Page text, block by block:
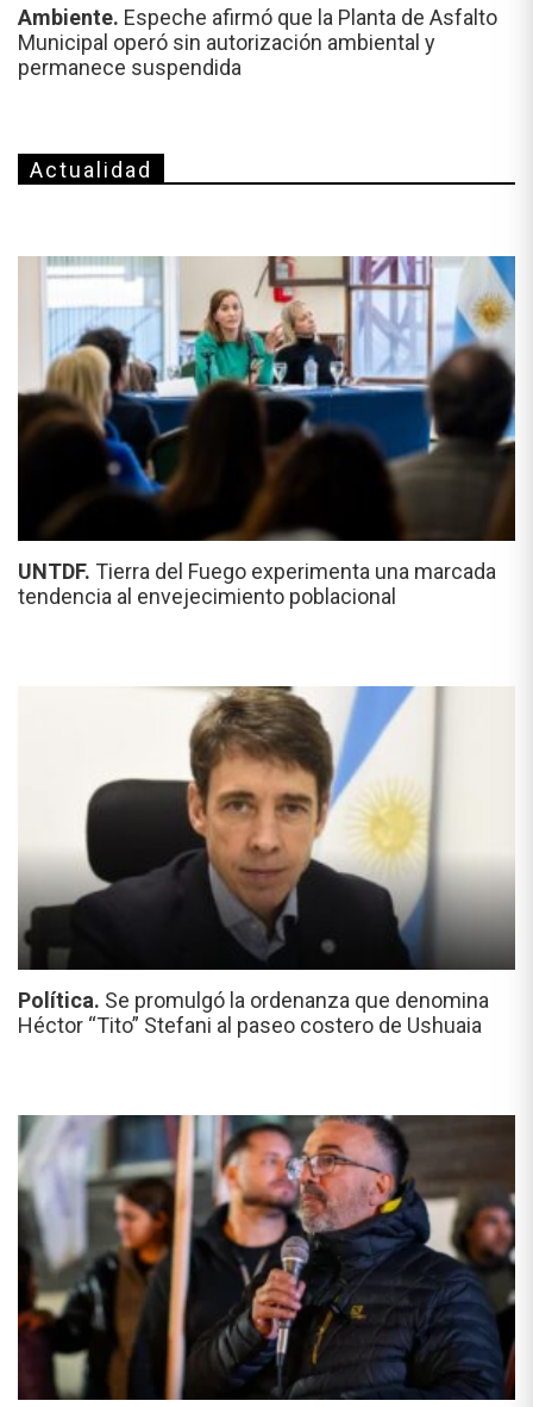
Ambiente. Espeche afirmó que la Planta de Asfalto
Municipal operó sin autorización ambiental y
permanece suspendida
Actualidad
UNTDF. Tierra del Fuego experimenta una marcada
tendencia al envejecimiento poblacional
Política. Se promulgó la ordenanza que denomina
Héctor “Tito” Stefani al paseo costero de Ushuaia